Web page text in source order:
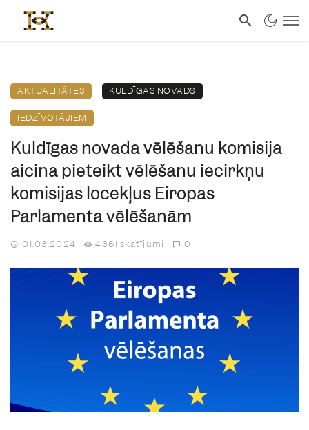
AKTUALITĀTES KULDĪGAS NOVADS
IEDZĪVOTĀJIEM
Kuldīgas novada vēlēšanu komisija
aicina pieteikt vēlēšanu iecirkņu
komisijas locekļus Eiropas
Parlamenta vēlēšanām
01.03.2024 4361 skatījumi 0